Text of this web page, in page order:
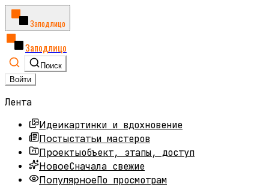
Заподлицо
Заподлицо
Поиск
Войти
Лента
Идеикартинки и вдохновение
Постыстатьи мастеров
Проектыобъект, этапы, доступ
НовоеСначала свежие
ПопулярноеПо просмотрам